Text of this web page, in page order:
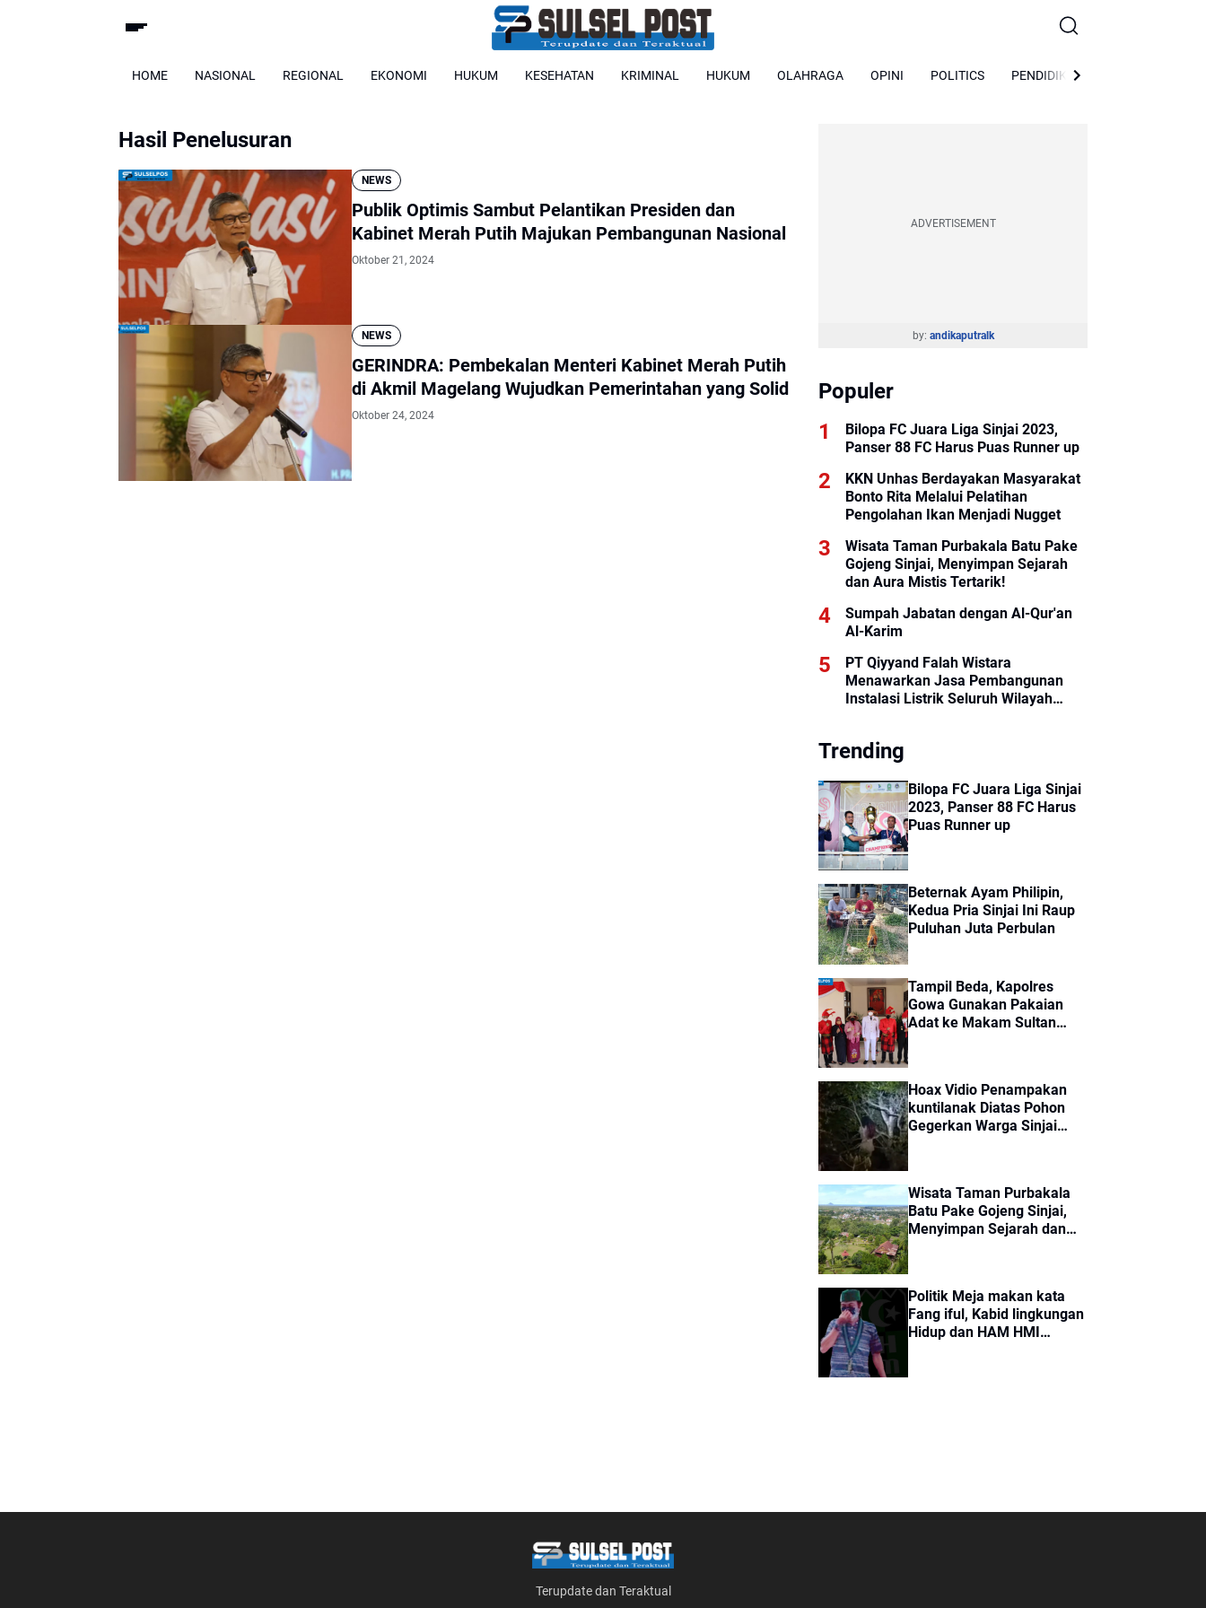
HOME NASIONAL REGIONAL EKONOMI HUKUM KESEHATAN KRIMINAL HUKUM OLAHRAGA OPINI POLITICS PENDIDIKAN
Hasil Penelusuran
NEWS
Publik Optimis Sambut Pelantikan Presiden dan
Kabinet Merah Putih Majukan Pembangunan Nasional
Oktober 21, 2024
NEWS
GERINDRA: Pembekalan Menteri Kabinet Merah Putih
di Akmil Magelang Wujudkan Pemerintahan yang Solid
Oktober 24, 2024
ADVERTISEMENT
by: andikaputralk
Populer
Bilopa FC Juara Liga Sinjai 2023,
Panser 88 FC Harus Puas Runner up
KKN Unhas Berdayakan Masyarakat
Bonto Rita Melalui Pelatihan
Pengolahan Ikan Menjadi Nugget
Wisata Taman Purbakala Batu Pake
Gojeng Sinjai, Menyimpan Sejarah
dan Aura Mistis Tertarik!
Sumpah Jabatan dengan Al-Qur'an
Al-Karim
PT Qiyyand Falah Wistara
Menawarkan Jasa Pembangunan
Instalasi Listrik Seluruh Wilayah
Trending
Bilopa FC Juara Liga Sinjai
2023, Panser 88 FC Harus
Puas Runner up
Beternak Ayam Philipin,
Kedua Pria Sinjai Ini Raup
Puluhan Juta Perbulan
Tampil Beda, Kapolres
Gowa Gunakan Pakaian
Adat ke Makam Sultan
Hoax Vidio Penampakan
kuntilanak Diatas Pohon
Gegerkan Warga Sinjai
Wisata Taman Purbakala
Batu Pake Gojeng Sinjai,
Menyimpan Sejarah dan
Politik Meja makan kata
Fang iful, Kabid lingkungan
Hidup dan HAM HMI
Terupdate dan Teraktual